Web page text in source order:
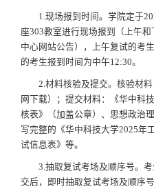
1.现场报到时间。学院定于
座303教室进行现场报到（上午
中心网站公告），上午复试的考
的考生报到时间为中午12:30。
2.材料核验及提交。核验材
网下载）；提交材料：《华中科
核表》（加盖公章）、思想政治
写完整的《华中科技大学2025年
试信息表》等。
3.抽取复试考场及顺序号。
交后，即时抽取复试考场及顺序